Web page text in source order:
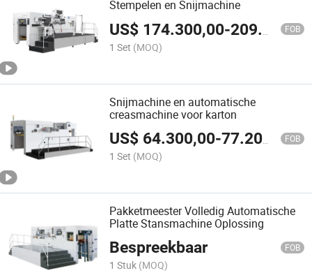
Stempelen en Snijmachine
US$ 174.300,00-209.100,00 FOB
1 Set (MOQ)
Snijmachine en automatische
creasmachine voor karton
US$ 64.300,00-77.200,00 FOB
1 Set (MOQ)
Pakketmeester Volledig Automatische
Platte Stansmachine Oplossing
Bespreekbaar FOB
1 Stuk (MOQ)